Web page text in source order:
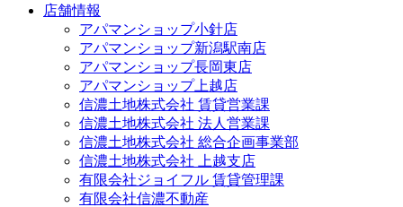
店舗情報
アパマンショップ小針店
アパマンショップ新潟駅南店
アパマンショップ長岡東店
アパマンショップ上越店
信濃土地株式会社 賃貸営業課
信濃土地株式会社 法人営業課
信濃土地株式会社 総合企画事業部
信濃土地株式会社 上越支店
有限会社ジョイフル 賃貸管理課
有限会社信濃不動産